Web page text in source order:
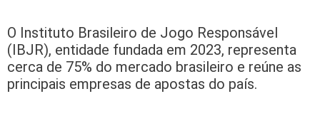
O Instituto Brasileiro de Jogo Responsável
(IBJR), entidade fundada em 2023, representa
cerca de 75% do mercado brasileiro e reúne as
principais empresas de apostas do país.